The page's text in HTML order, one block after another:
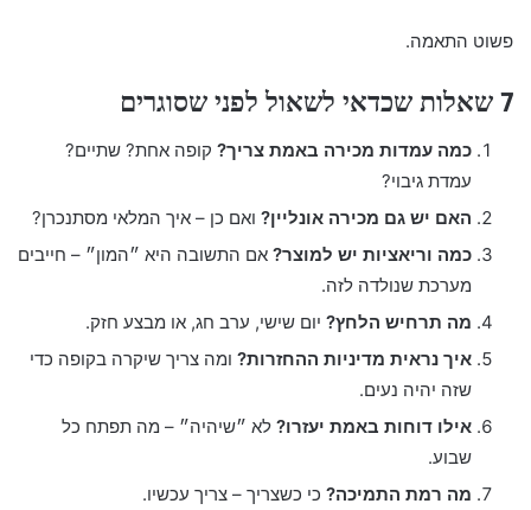
פשוט התאמה.
7 שאלות שכדאי לשאול לפני שסוגרים
כמה עמדות מכירה באמת צריך? קופה אחת? שתיים?
עמדת גיבוי?
האם יש גם מכירה אונליין? ואם כן – איך המלאי מסתנכרן?
כמה וריאציות יש למוצר? אם התשובה היא ״המון״ – חייבים
מערכת שנולדה לזה.
מה תרחיש הלחץ? יום שישי, ערב חג, או מבצע חזק.
איך נראית מדיניות ההחזרות? ומה צריך שיקרה בקופה כדי
שזה יהיה נעים.
אילו דוחות באמת יעזרו? לא ״שיהיה״ – מה תפתח כל
שבוע.
מה רמת התמיכה? כי כשצריך – צריך עכשיו.